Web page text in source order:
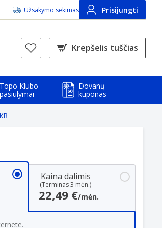
Užsakymo sekimas Prisijungti
Krepšelis tuščias
Topo Klubo
pasiūlymai
Dovanų
kuponas
Kaina dalimis
(Terminas 3 mėn.)
22,49 €/mėn.